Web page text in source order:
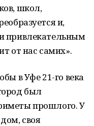
школ,
и,
привлекательным
от нас самих».
в Уфе 21-го века
был
прошлого. У
своя